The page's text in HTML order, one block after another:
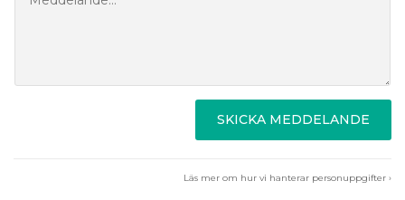
SKICKA MEDDELANDE
Läs mer om hur vi hanterar personuppgifter ›